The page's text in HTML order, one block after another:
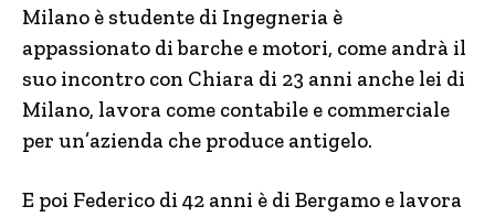
Milano è studente di Ingegneria è
appassionato di barche e motori, come andrà il
suo incontro con Chiara di 23 anni anche lei di
Milano, lavora come contabile e commerciale
per un’azienda che produce antigelo.
E poi Federico di 42 anni è di Bergamo e lavora